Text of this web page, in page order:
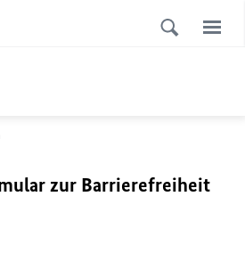
zur Barrierefreiheit